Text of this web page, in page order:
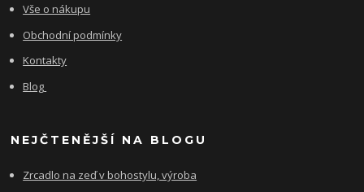
Vše o nákupu
Obchodní podmínky
Kontakty
Blog
NEJČTENĚJŠÍ NA BLOGU
Zrcadlo na zeď v bohostylu, výroba